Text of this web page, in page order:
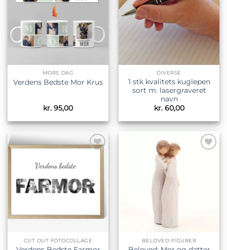
MORS DAG
Verdens Bedste Mor Krus
kr. 95,00
DIVERSE
1 stk kvalitets kuglepen
sort m. lasergraveret
navn
kr.60,00
ønskeliste
CUT OUT FOTOCOLLAGE BELOVED FIGURER